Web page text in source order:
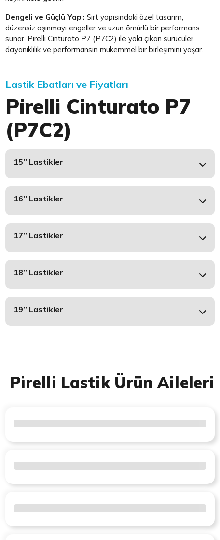
Dengeli ve Güçlü Yapı:Sırt yapısındaki özel tasarım,
düzensiz aşınmayı engeller ve uzun ömürlü bir performans
sunar. Pirelli Cinturato P7 (P7C2) ile yola çıkan sürücüler,
dayanıklılık ve performansın mükemmel bir birleşimini yaşar.
Lastik Ebatları ve Fiyatları
Pirelli Cinturato P7
(P7C2)
15’’ Lastikler
16’’ Lastikler
17’’ Lastikler
18’’ Lastikler
19’’ Lastikler
Pirelli Lastik Ürün Aileleri